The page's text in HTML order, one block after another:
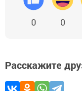
0 0
Расскажите